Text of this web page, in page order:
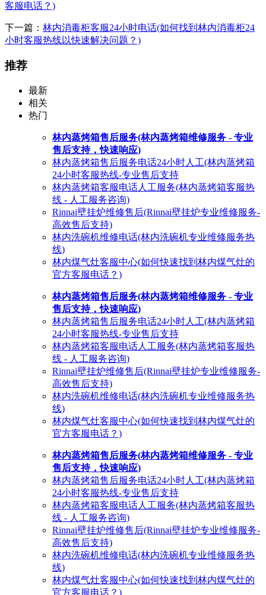
客服电话？)
下一篇： 林内消毒柜客服24小时电话(如何找到林内消毒柜24
小时客服热线以快速解决问题？)
推荐
最新
相关
热门
林内蒸烤箱售后服务(林内蒸烤箱维修服务 - 专业
售后支持，快速响应)
林内蒸烤箱售后服务电话24小时人工(林内蒸烤箱
24小时客服热线-专业售后支持
林内蒸烤箱客服电话人工服务(林内蒸烤箱客服热
线 - 人工服务咨询)
Rinnai壁挂炉维修售后(Rinnai壁挂炉专业维修服务-
高效售后支持)
林内洗碗机维修电话(林内洗碗机专业维修服务热
线)
林内煤气灶客服中心(如何快速找到林内煤气灶的
官方客服电话？)
林内蒸烤箱售后服务(林内蒸烤箱维修服务 - 专业
售后支持，快速响应)
林内蒸烤箱售后服务电话24小时人工(林内蒸烤箱
24小时客服热线-专业售后支持
林内蒸烤箱客服电话人工服务(林内蒸烤箱客服热
线 - 人工服务咨询)
Rinnai壁挂炉维修售后(Rinnai壁挂炉专业维修服务-
高效售后支持)
林内洗碗机维修电话(林内洗碗机专业维修服务热
线)
林内煤气灶客服中心(如何快速找到林内煤气灶的
官方客服电话？)
林内蒸烤箱售后服务(林内蒸烤箱维修服务 - 专业
售后支持，快速响应)
林内蒸烤箱售后服务电话24小时人工(林内蒸烤箱
24小时客服热线-专业售后支持
林内蒸烤箱客服电话人工服务(林内蒸烤箱客服热
线 - 人工服务咨询)
Rinnai壁挂炉维修售后(Rinnai壁挂炉专业维修服务-
高效售后支持)
林内洗碗机维修电话(林内洗碗机专业维修服务热
线)
林内煤气灶客服中心(如何快速找到林内煤气灶的
官方客服电话？)